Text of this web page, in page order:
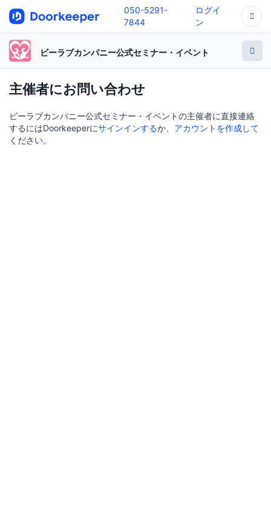
050-5291-
7844
ログイ
ン
ビーラブカンパニー公式セミナー・イベント
主催者にお問い合わせ
ビーラブカンパニー公式セミナー・イベントの主催者に直接連絡
するにはDoorkeeperにサインインするか、 アカウントを作成して
ください。